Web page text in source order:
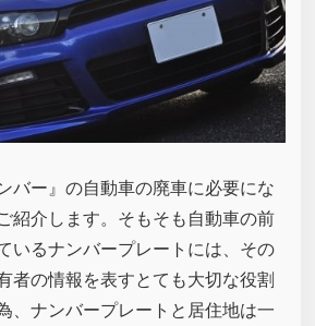
バー』の自動車の廃車に必要にな
紹介します。そもそも自動車の前
いるナンバープレートには、その
者の情報を表すとても大切な役割
、ナンバープレートと居住地は一